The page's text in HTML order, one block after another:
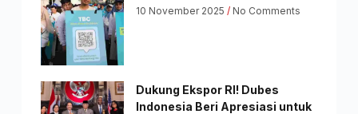
10 November 2025 No Comments
Dukung Ekspor RI! Dubes
Indonesia Beri Apresiasi untuk